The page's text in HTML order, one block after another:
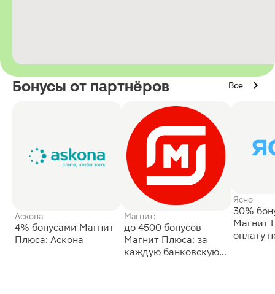
Бонусы от партнёров Все
Аскона
4% бонусами Магнит
Плюса: Аскона
Магнит:
до 4500 бонусов
Магнит Плюса: за
каждую банковскую
Ясно
30%
Магнит
оплату